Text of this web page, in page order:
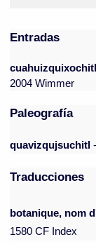
Entradas
2004 Wimmer
Paleografía
quavizqujsuchitl
Traducciones
botanique, nom
1580 CF Index